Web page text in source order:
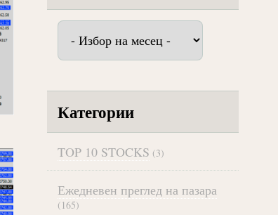
Архив
Категории
TOP 10 STOCKS (3)
Ежедневен преглед на пазара
(165)